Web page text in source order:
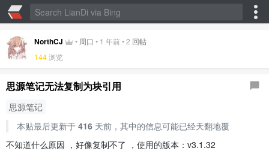
NorthCJ • 周口 • 1 年前•2 回帖
144浏览
思源笔记无法复制为块引用
思源笔记
本贴最后更新于 416天前，其中的信息可能已经天翻地覆
不知道什么原因 ，好像复制不了 ，使用的版本：v3.1.32